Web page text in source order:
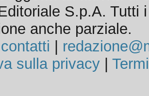
S.p.A. Tutti
anche parziale.
contatti
sulla privacy|